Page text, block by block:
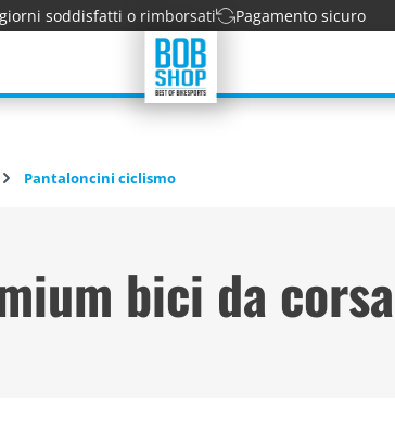
soddisfatti o rimborsati Pagamento sicuro
Pantaloncini ciclismo
bici da